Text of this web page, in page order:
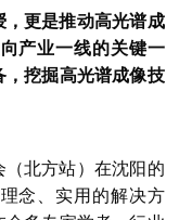
更是推动高光谱成
产业一线的关键一
挖掘高光谱成像技
北方站）在沈阳的
念、实用的解决方